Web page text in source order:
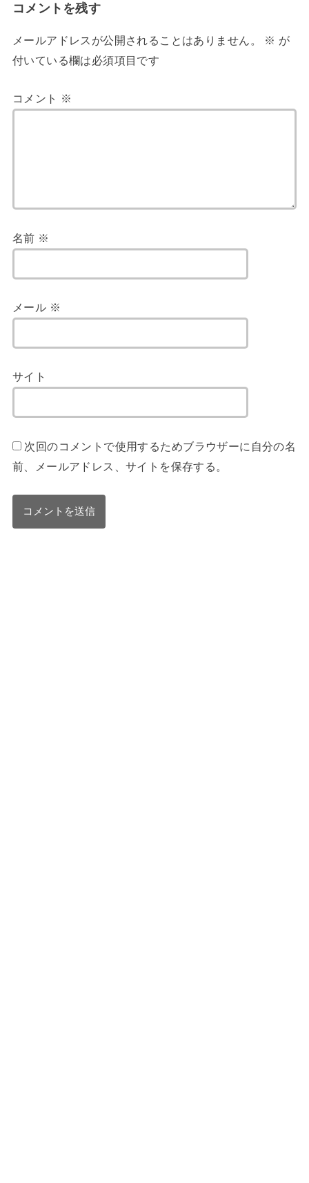
コメントを残す
メールアドレスが公開されることはありません。 ※ が
付いている欄は必須項目です
コメント ※
名前 ※
メール ※
サイト
次回のコメントで使用するためブラウザーに自分の名
前、メールアドレス、サイトを保存する。